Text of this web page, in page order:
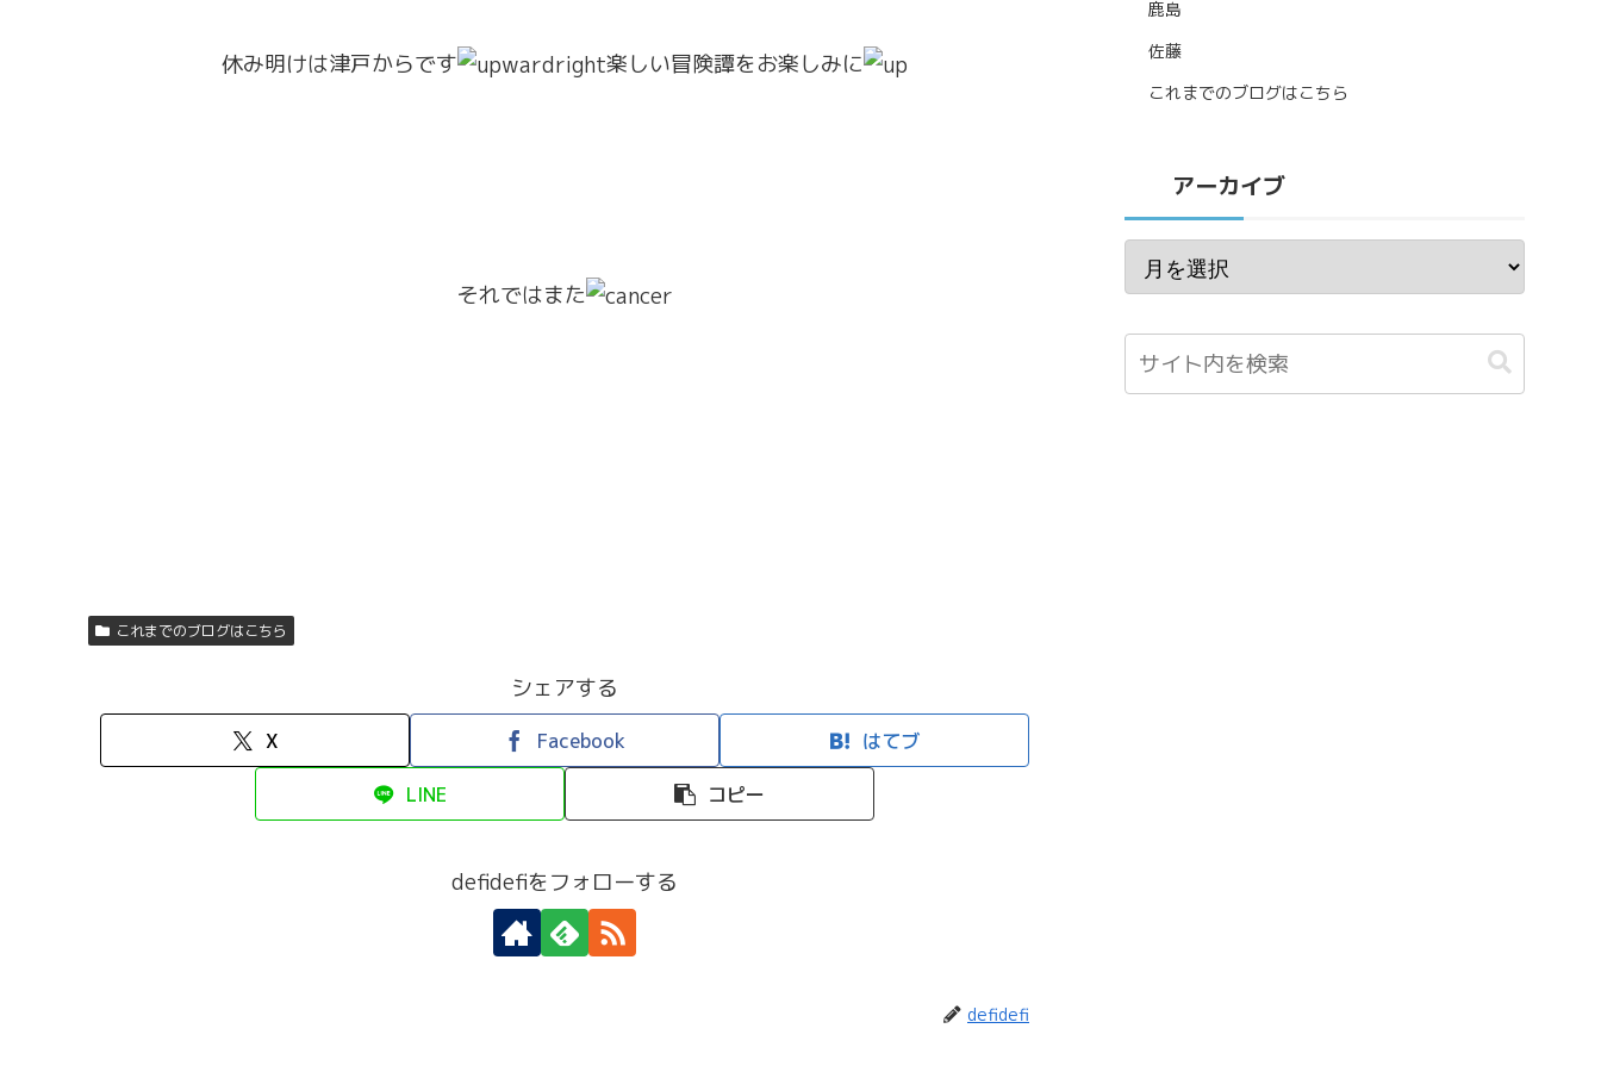
休み明けは津戸からです 楽しい冒険譚をお楽しみに
それではまた
これまでのブログはこちら
シェアする
X Facebook はてブ
LINE コピー
defidefiをフォローする
defidefi
鹿島
佐藤
これまでのブログはこちら
アーカイブ